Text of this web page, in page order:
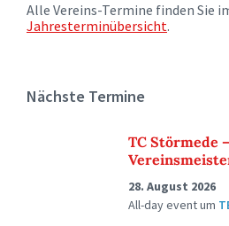
Alle Vereins-Termine finden Sie
Jahresterminübersicht.
Nächste Termine
TC Störmede –
28. August 2026
All-day eventum